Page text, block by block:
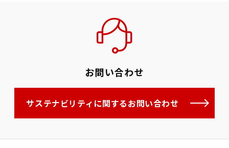
お問い合わせ
サステナビリティに関するお問い合わせ